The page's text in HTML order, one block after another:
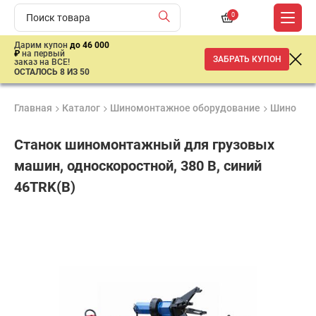
0
Дарим купон до 46 000
₽ на первый
заказ на ВСЕ!
ОСТАЛОСЬ 8 ИЗ 50
ЗАБРАТЬ КУПОН
Главная Каталог Шиномонтажное оборудование
Станок шиномонтажный для грузовых
машин, односкоростной, 380 В, синий
46TRK(B)